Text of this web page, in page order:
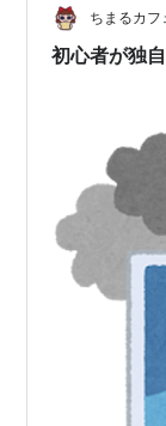
りしてみた。
いないのだけ
ちまるカフ
初心者が独